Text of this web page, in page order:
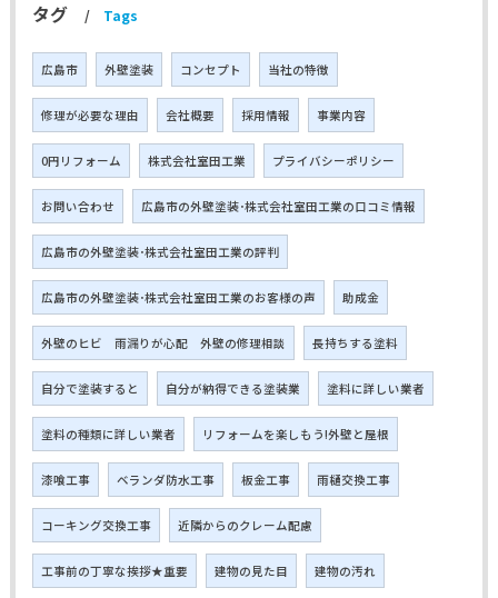
タグ Tags
広島市 外壁塗装 コンセプト 当社の特徴
修理が必要な理由 会社概要 採用情報 事業内容
0円リフォーム 株式会社室田工業 プライバシーポリシー
お問い合わせ 広島市の外壁塗装･株式会社室田工業の口コミ情報
広島市の外壁塗装･株式会社室田工業の評判
広島市の外壁塗装･株式会社室田工業のお客様の声 助成金
外壁のヒビ 雨漏りが心配 外壁の修理相談 長持ちする塗料
自分で塗装すると 自分が納得できる塗装業 塗料に詳しい業者
塗料の種類に詳しい業者 リフォームを楽しもう!外壁と屋根
漆喰工事 ベランダ防水工事 板金工事 雨樋交換工事
コーキング交換工事 近隣からのクレーム配慮
工事前の丁寧な挨拶★重要 建物の見た目 建物の汚れ